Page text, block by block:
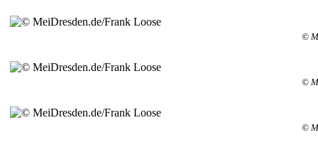
©
©
©